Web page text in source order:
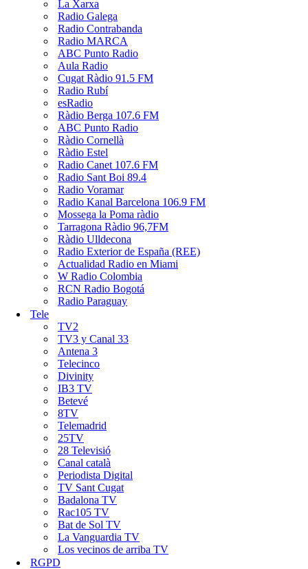
La Xarxa
Radio Galega
Radio Contrabanda
Radio MARCA
ABC Punto Radio
Aula Radio
Cugat Ràdio 91.5 FM
Radio Rubí
esRadio
Ràdio Berga 107.6 FM
ABC Punto Radio
Ràdio Cornellà
Ràdio Estel
Radio Canet 107.6 FM
Radio Sant Boi 89.4
Radio Voramar
Radio Kanal Barcelona 106.9 FM
Mossega la Poma ràdio
Tarragona Ràdio 96,7FM
Ràdio Ulldecona
Radio Exterior de España (REE)
Actualidad Radio en Miami
W Radio Colombia
RCN Radio Bogotá
Radio Paraguay
Tele
TV2
TV3 y Canal 33
Antena 3
Telecinco
Divinity
IB3 TV
Betevé
8TV
Telemadrid
25TV
28 Televisió
Canal català
Periodista Digital
TV Sant Cugat
Badalona TV
Rac105 TV
Bat de Sol TV
La Vanguardia TV
Los vecinos de arriba TV
RGPD